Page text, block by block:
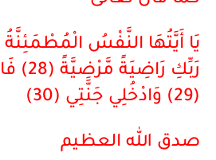
رَبِّكِ
(29) وَادْخُلِي جَنَّتِي (30)
صدق الله العظيم